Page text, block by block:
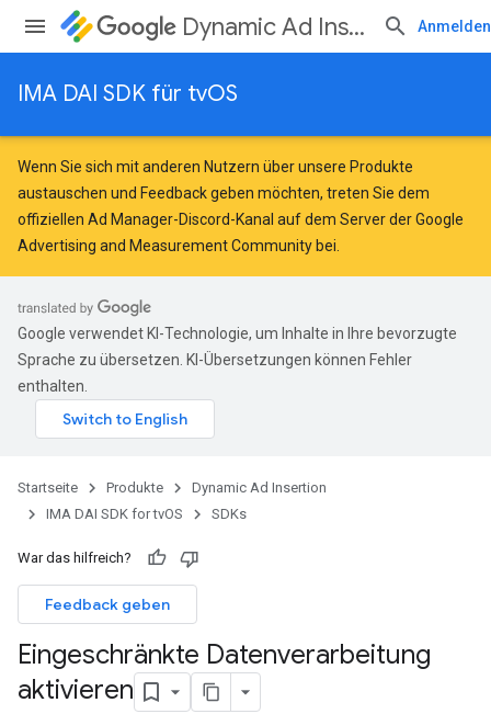
Dynamic Ad Insertion Anmelden
IMA DAI SDK für tvOS
Wenn Sie sich mit anderen Nutzern über unsere Produkte
austauschen und Feedback geben möchten, treten Sie dem
offiziellen Ad Manager-Discord-Kanal auf dem Server derGoogle
Advertising and Measurement Community bei.
Google verwendet KI-Technologie, um Inhalte in Ihre bevorzugte
Sprache zu übersetzen. KI-Übersetzungen können Fehler
enthalten.
Startseite Produkte
Dynamic Ad Insertion
IMA DAI SDK for tvOS
SDKs
War das hilfreich?
Feedback geben
Eingeschränkte Datenverarbeitung
aktivieren